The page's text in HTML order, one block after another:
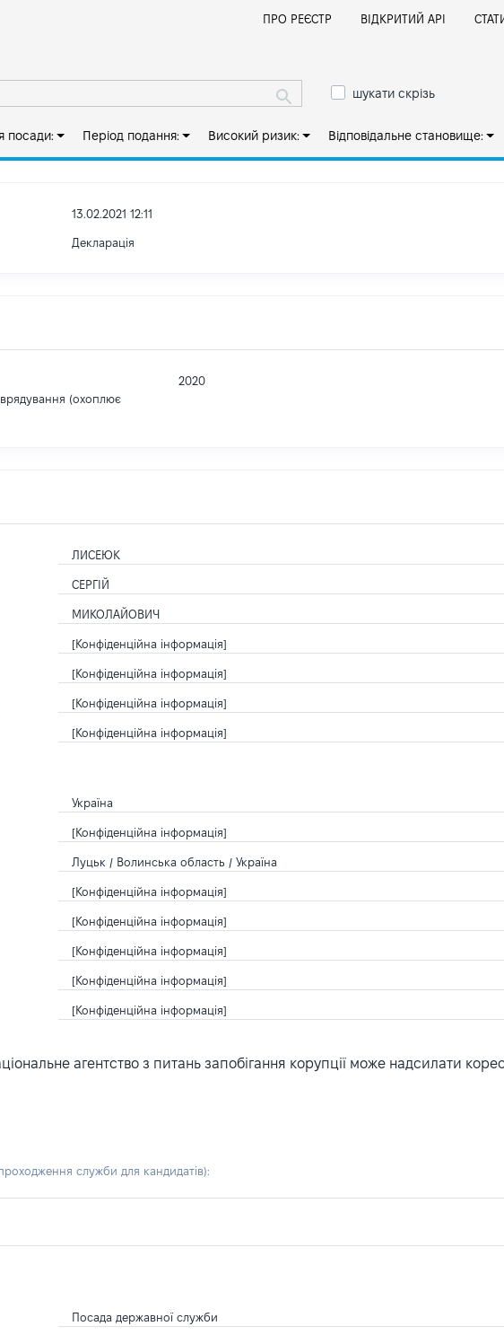
ПРО РЕЄСТР ВІДКРИТИЙ АРІ
шукати скрізь
посади: Період подання: Високий ризик: Відповідальне становище:
13.02.2021 12:11
Декларація
(охоплює
2020
ЛИСЕЮК
СЕРГІЙ
МИКОЛАЙОВИЧ
[Конфіденційна інформація]
[Конфіденційна інформація]
[Конфіденційна інформація]
[Конфіденційна інформація]
Україна
[Конфіденційна інформація]
Луцьк / Волинська область / Україна
[Конфіденційна інформація]
[Конфіденційна інформація]
[Конфіденційна інформація]
[Конфіденційна інформація]
[Конфіденційна інформація]
агентство з питань запобігання корупції може надсилати
служби для кандидатів):
Посада державної служби